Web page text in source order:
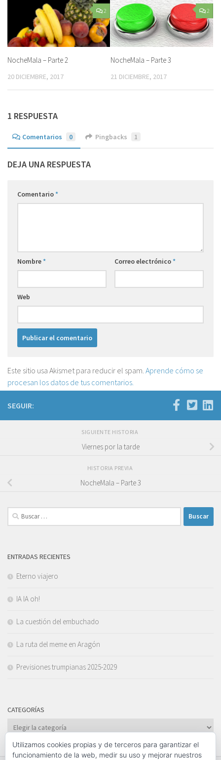
2
NocheMala – Parte 2
20 DICIEMBRE, 2017
2
NocheMala – Parte 3
21 DICIEMBRE, 2017
1 RESPUESTA
Comentarios 0 Pingbacks 1
DEJA UNA RESPUESTA
Comentario*
Nombre* Correo electrónico*
Web
Este sitio usa Akismet para reducir el spam. Aprende cómo se
procesan los datos de tus comentarios.
SEGUIR:
SIGUIENTE HISTORIA
Viernes por la tarde
HISTORIA PREVIA
NocheMala – Parte 3
Buscar:
ENTRADAS RECIENTES
Eterno viajero
IA IA oh!
La cuestión del embuchado
La ruta del meme en Aragón
Previsiones trumpianas 2025-2029
CATEGORÍAS
Categorías
Utilizamos cookies propias y de terceros para garantizar el
funcionamiento de la web, medir su uso y mejorar nuestros